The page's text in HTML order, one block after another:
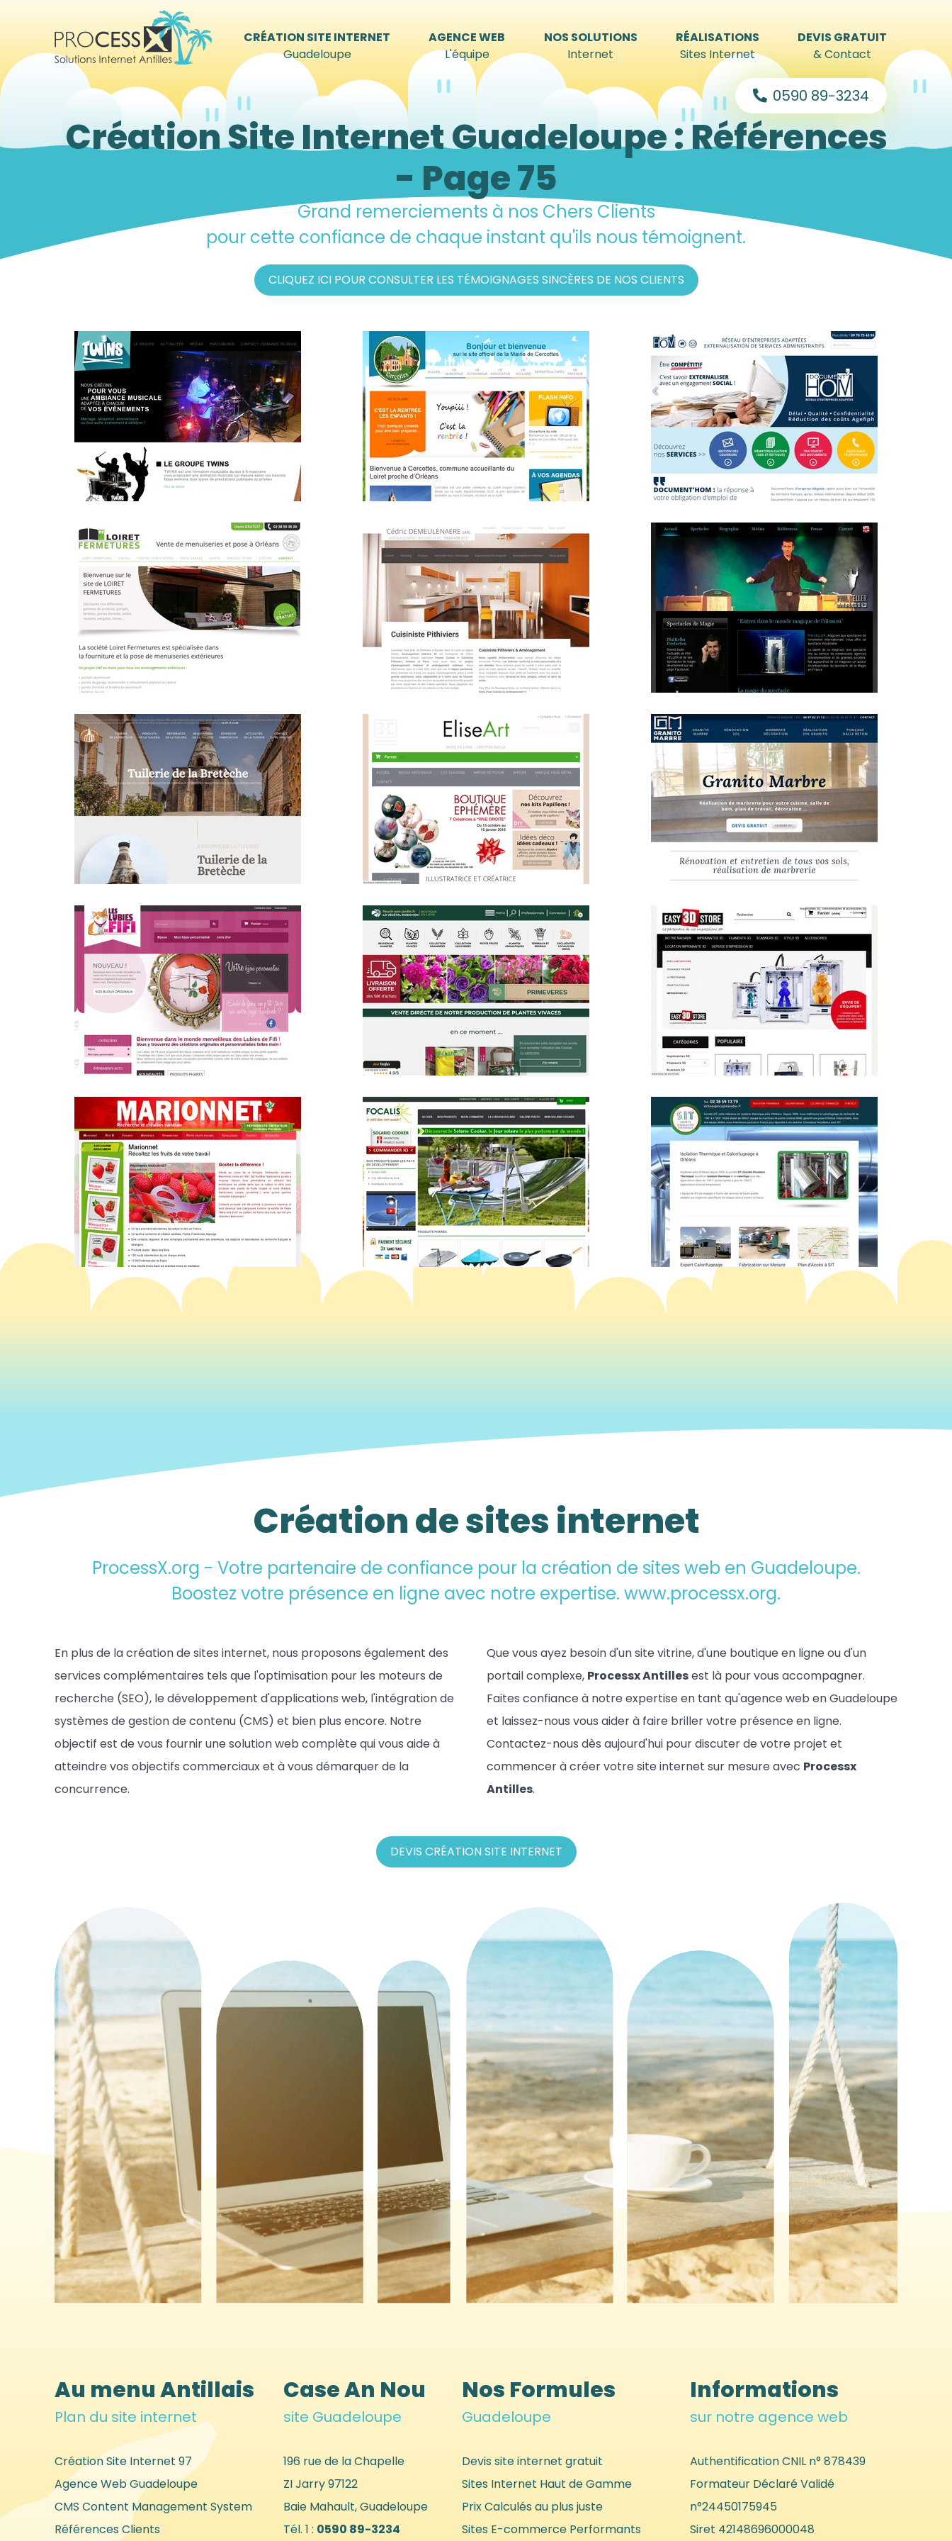
CRÉATION SITE INTERNET
Guadeloupe
AGENCE WEB
L'équipe
NOS SOLUTIONS
Internet
RÉALISATIONS
Sites Internet
DEVIS GRATUIT
& Contact
0590 89-3234
Création Site Internet Guadeloupe : Références
- Page 75
Grand remerciements à nos Chers Clients
pour cette confiance de chaque instant qu'ils nous témoignent.
CLIQUEZ ICI POUR CONSULTER LES TÉMOIGNAGES SINCÈRES DE NOS CLIENTS
Création de sites internet
ProcessX.org - Votre partenaire de confiance pour la création de sites weben Guadeloupe.
Boostez votre présence en ligne avec notre expertise. www.processx.org.
En plus de la création de sites internet, nous proposons également des
services complémentaires tels que l'optimisation pour les moteurs de
recherche (SEO), le développement d'applications web, l'intégration de
systèmes de gestion de contenu (CMS) et bien plus encore. Notre
objectif est de vous fournir une solution web complète qui vous aide à
atteindre vos objectifs commerciaux et à vous démarquer de la
concurrence.
Que vous ayez besoin d'un site vitrine, d'une boutique en ligne ou d'un
portail complexe, Processx Antillesest là pour vous accompagner.
Faites confiance à notre expertise en tant qu'agence web en Guadeloupe
et laissez-nous vous aider à faire briller votre présence en ligne.
Contactez-nous dès aujourd'hui pour discuter de votre projet et
commencer à créer votre site internet sur mesure avec Processx
Antilles.
DEVIS CRÉATION SITE INTERNET
Au menu Antillais
Plan du site internet
Création Site Internet 97
Agence Web Guadeloupe
CMS Content Management System
Références Clients
Case An Nou
site Guadeloupe
196 rue de la Chapelle
ZI Jarry97122
Baie Mahault, Guadeloupe
Tél. 1 : 0590 89-3234
Nos Formules
Guadeloupe
Devis site internet gratuit
Sites Internet Haut de Gamme
Prix Calculés au plus juste
Sites E-commerce Performants
Informations
sur notre agence web
Authentification CNIL n° 878439
Formateur Déclaré Validé
n°24450175945
Siret 42148696000048